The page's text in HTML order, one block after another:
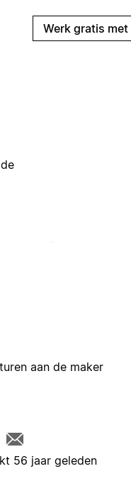
Werk gratis
aan de maker
56 jaar geleden